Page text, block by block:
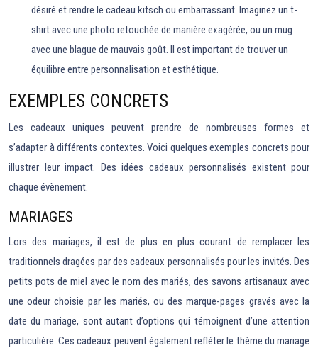
désiré et rendre le cadeau kitsch ou embarrassant. Imaginez un t-
shirt avec une photo retouchée de manière exagérée, ou un mug
avec une blague de mauvais goût. Il est important de trouver un
équilibre entre personnalisation et esthétique.
EXEMPLES CONCRETS
Les cadeaux uniques peuvent prendre de nombreuses formes et
s’adapter à différents contextes. Voici quelques exemples concrets pour
illustrer leur impact. Des idées cadeaux personnalisés existent pour
chaque évènement.
MARIAGES
Lors des mariages, il est de plus en plus courant de remplacer les
traditionnels dragées par des cadeaux personnalisés pour les invités. Des
petits pots de miel avec le nom des mariés, des savons artisanaux avec
une odeur choisie par les mariés, ou des marque-pages gravés avec la
date du mariage, sont autant d’options qui témoignent d’une attention
particulière. Ces cadeaux peuvent également refléter le thème du mariage